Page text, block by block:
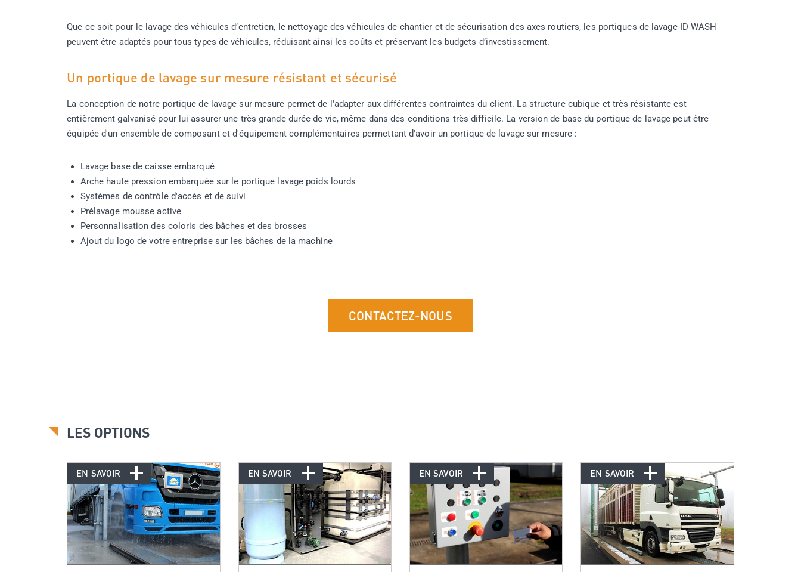
Que ce soit pour le lavage des véhicules d’entretien, le nettoyage des véhicules de chantier et de sécurisation des axes routiers, les portiques de lavage ID WASH
peuvent être adaptés pour tous types de véhicules, réduisant ainsi les coûts et préservant les budgets d’investissement.
Un portique de lavage sur mesure résistant et sécurisé
La conception de notre portique de lavage sur mesure permet de l'adapter aux différentes contraintes du client. La structure cubique et très résistante est
entièrement galvanisé pour lui assurer une très grande durée de vie, même dans des conditions très difficile. La version de base du portique de lavage peut être
équipée d'un ensemble de composant et d'équipement complémentaires permettant d'avoir un portique de lavage sur mesure :
Lavage base de caisse embarqué
Arche haute pression embarquée sur le portique lavage poids lourds
Systèmes de contrôle d'accès et de suivi
Prélavage mousse active
Personnalisation des coloris des bâches et des brosses
Ajout du logo de votre entreprise sur les bâches de la machine
CONTACTEZ-NOUS
LES OPTIONS
EN SAVOIR EN SAVOIR EN SAVOIR EN SAVOIR